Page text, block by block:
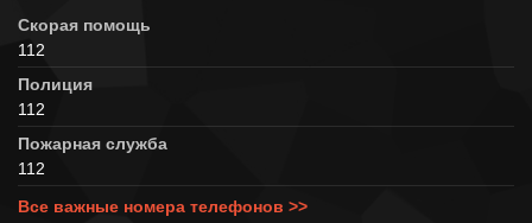
Скорая помощь
112
Полиция
112
Пожарная служба
112
Все важные номера телефонов >>